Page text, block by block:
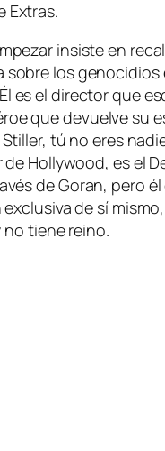
Extras.
in­sis­te en
los
es el di­rec­tor que
que de­vuel­ve su
tú no eres
Hollywood, es el
de Goran, pe­ro
de sí
tie­ne reino.